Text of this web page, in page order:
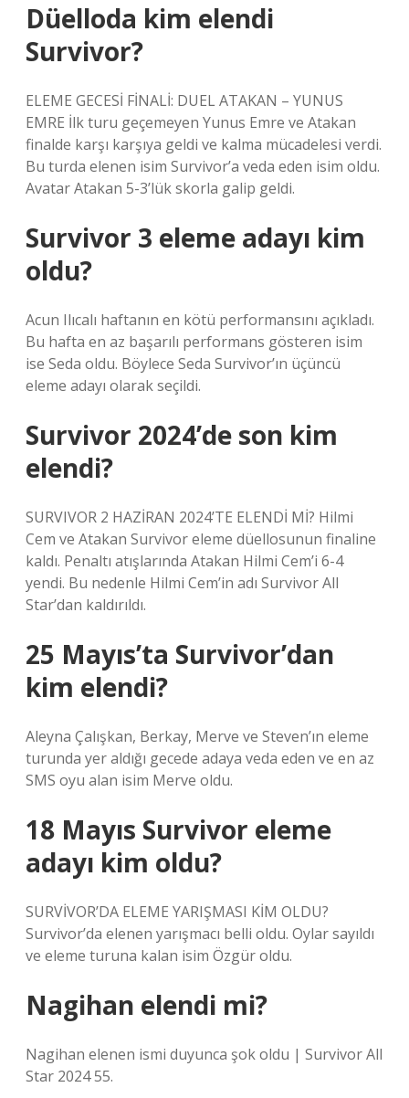
Düelloda kim elendi
Survivor?
ELEME GECESİ FİNALİ: DUEL ATAKAN – YUNUS
EMRE İlk turu geçemeyen Yunus Emre ve Atakan
finalde karşı karşıya geldi ve kalma mücadelesi verdi.
Bu turda elenen isim Survivor’a veda eden isim oldu.
Avatar Atakan 5-3’lük skorla galip geldi.
Survivor 3 eleme adayı kim
oldu?
Acun Ilıcalı haftanın en kötü performansını açıkladı.
Bu hafta en az başarılı performans gösteren isim
ise Seda oldu. Böylece Seda Survivor’ın üçüncü
eleme adayı olarak seçildi.
Survivor 2024’de son kim
elendi?
SURVIVOR 2 HAZİRAN 2024’TE ELENDİ Mİ? Hilmi
Cem ve Atakan Survivor eleme düellosunun finaline
kaldı. Penaltı atışlarında Atakan Hilmi Cem’i 6-4
yendi. Bu nedenle Hilmi Cem’in adı Survivor All
Star’dan kaldırıldı.
25 Mayıs’ta Survivor’dan
kim elendi?
Aleyna Çalışkan, Berkay, Merve ve Steven’ın eleme
turunda yer aldığı gecede adaya veda eden ve en az
SMS oyu alan isim Merve oldu.
18 Mayıs Survivor eleme
adayı kim oldu?
SURVİVOR’DA ELEME YARIŞMASI KİM OLDU?
Survivor’da elenen yarışmacı belli oldu. Oylar sayıldı
ve eleme turuna kalan isim Özgür oldu.
Nagihan elendi mi?
Nagihan elenen ismi duyunca şok oldu | Survivor All
Star 2024 55.